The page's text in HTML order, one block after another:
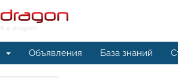
Объявления База знаний